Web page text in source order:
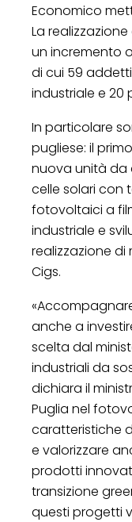
Economico
La
un incremento
di cui 59
industriale e 20
In particolare
pugliese: il
nuova unità da
celle solari con
fotovoltaici a
industriale e
realizzazione
Cigs.
anche a
scelta dal
industriali da
dichiara il
Puglia nel
caratteristiche
e valorizzare
prodotti
transizione
questi progetti